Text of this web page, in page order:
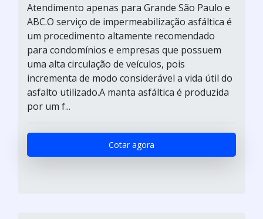
Atendimento apenas para Grande São Paulo e
ABC.O serviço de impermeabilização asfáltica é
um procedimento altamente recomendado
para condomínios e empresas que possuem
uma alta circulação de veículos, pois
incrementa de modo considerável a vida útil do
asfalto utilizado.A manta asfáltica é produzida
por um f...
Cotar agora